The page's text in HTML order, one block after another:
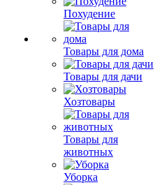
Похудение
Товары для дома
Товары для дачи
Хозтовары
Товары для
животных
Уборка